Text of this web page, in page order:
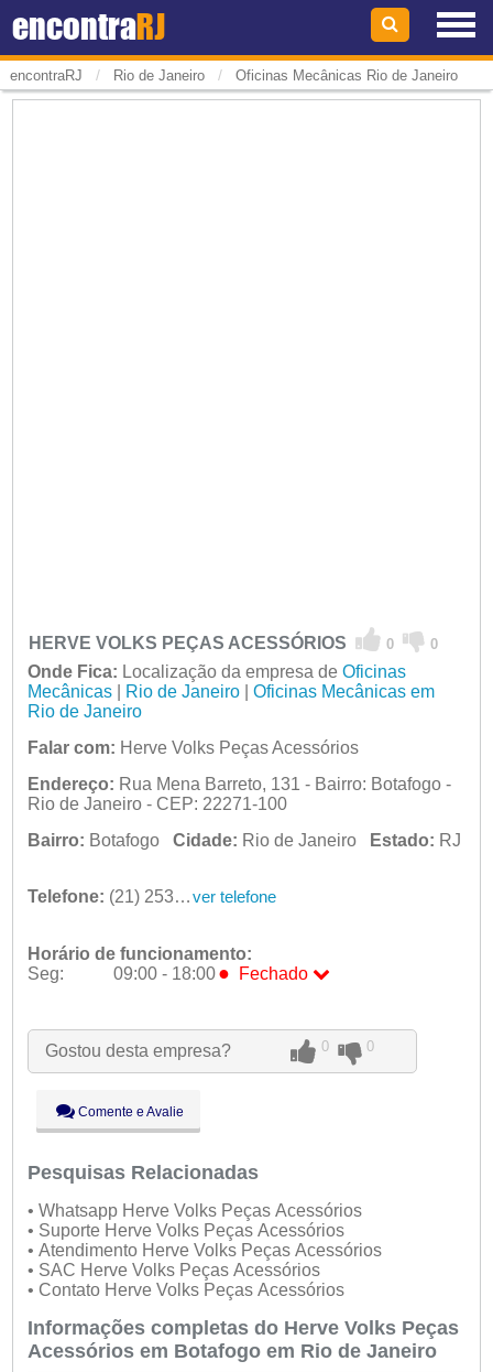
encontraRJ
encontraRJ / Rio de Janeiro / Oficinas Mecânicas Rio de Janeiro
HERVE VOLKS PEÇAS ACESSÓRIOS 0 0
Onde Fica: Localização da empresa de Oficinas
Mecânicas| Rio de Janeiro| Oficinas Mecânicas em
Rio de Janeiro
Falar com: Herve Volks Peças Acessórios
Endereço: Rua Mena Barreto, 131 - Bairro: Botafogo -
Rio de Janeiro - CEP: 22271-100
Bairro: Botafogo Cidade: Rio de Janeiro Estado: RJ
Telefone: (21) 2538-0116 ver telefone
Horário de funcionamento:
Seg:
09:00 - 18:00 ● Fechado
Ter:
09:00 - 18:00
Qua:
09:00 - 18:00
Sex:
09:00 - 18:00
Sáb:
Fechado
Dom:
Fechado
Gostou desta empresa? 0 0
Comente e Avalie
Pesquisas Relacionadas
• Whatsapp Herve Volks Peças Acessórios
• Suporte Herve Volks Peças Acessórios
• Atendimento Herve Volks Peças Acessórios
• SAC Herve Volks Peças Acessórios
• Contato Herve Volks Peças Acessórios
Informações completas do Herve Volks Peças
Acessórios em Botafogo em Rio de Janeiro